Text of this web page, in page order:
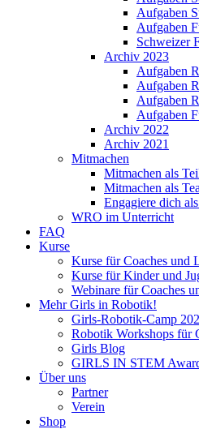
Aufgaben
Aufgaben
Schweizer
Archiv 2023
Aufgaben
Aufgaben
Aufgaben
Aufgaben
Archiv 2022
Archiv 2021
Mitmachen
Mitmachen als
Mitmachen als
Engagiere dich
WRO im Unterricht
FAQ
Kurse
Kurse für Coaches und
Kurse für Kinder und
Webinare für Coaches
Mehr Girls in Robotik!
Girls-Robotik-Camp
Robotik Workshops für
Girls Blog
GIRLS IN STEM
Über uns
Partner
Verein
Shop